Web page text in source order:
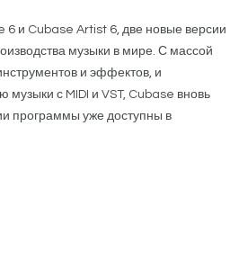
и Cubase Artist 6, две новые версии
музыки в мире. С массой
и эффектов, и
с MIDI и VST, Cubase вновь
программы уже доступны в